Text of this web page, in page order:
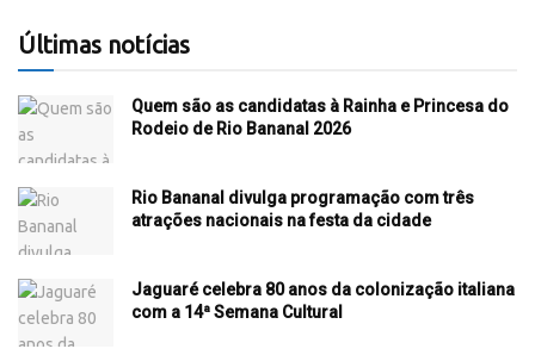
Últimas notícias
Quem são as candidatas à Rainha e Princesa do
Rodeio de Rio Bananal 2026
Rio Bananal divulga programação com três
atrações nacionais na festa da cidade
Jaguaré celebra 80 anos da colonização italiana
com a 14ª Semana Cultural